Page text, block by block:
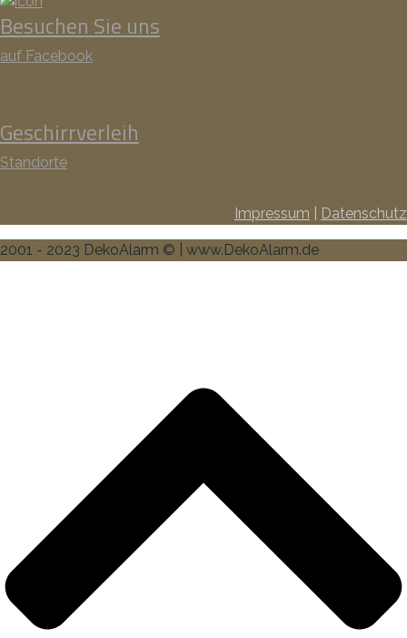
Besuchen Sie uns
auf Facebook
Geschirrverleih
Standorte
Impressum Datenschutz
2001 - 2023 DekoAlarm © | www.DekoAlarm.de